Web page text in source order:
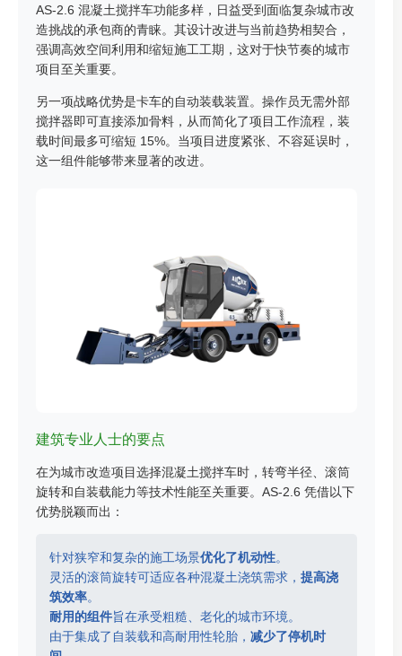
AS-2.6 混凝土搅拌车功能多样，日益受到面临复杂城市改
造挑战的承包商的青睐。其设计改进与当前趋势相契合，
强调高效空间利用和缩短施工工期，这对于快节奏的城市
项目至关重要。
另一项战略优势是卡车的自动装载装置。操作员无需外部
搅拌器即可直接添加骨料，从而简化了项目工作流程，装
载时间最多可缩短 15%。当项目进度紧张、不容延误时，
这一组件能够带来显著的改进。
建筑专业人士的要点
在为城市改造项目选择混凝土搅拌车时，转弯半径、滚筒
旋转和自装载能力等技术性能至关重要。AS-2.6 凭借以下
优势脱颖而出：
针对狭窄和复杂的施工场景优化了机动性。
灵活的滚筒旋转可适应各种混凝土浇筑需求， 提高浇
筑效率。
耐用的组件旨在承受粗糙、老化的城市环境。
由于集成了自装载和高耐用性轮胎， 减少了停机时